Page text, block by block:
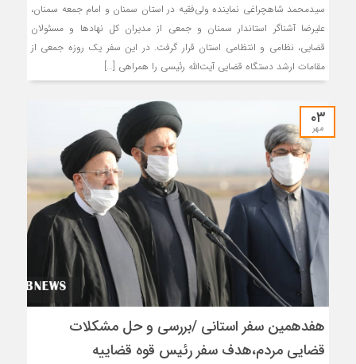
سیدمحمد شاهچراغی نماینده ولی‌فقیه در استان سمنان و امام جمعه سمنان،
علیرضا آشناگر استاندار سمنان و جمعی از مدیران کل نهادها و مسئولان
قضایی، نظامی و انتظامی استان قرار گرفت. در این سفر یک روزه جمعی از
مقامات ارشد دستگاه قضایی آیت‌الله رئیسی را همراهی […]
۰۳
مهر
هفدهمین سفر استانی /بررسی و حل مشکلات
قضایی مردم،هدف سفر رئیس قوه قضاییه